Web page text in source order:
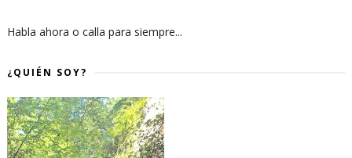
Habla ahora o calla para siempre...
¿QUIÉN SOY?